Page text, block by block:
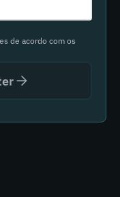
de acordo com os